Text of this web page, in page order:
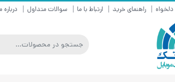
راهنمای خرید ارتباط با ما سوالات متداول درباره